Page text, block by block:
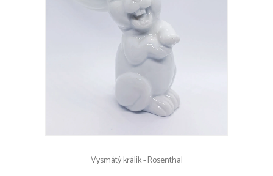
Vysmátý králík - Rosenthal